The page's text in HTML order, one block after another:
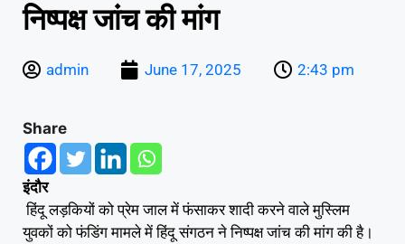
निष्पक्ष जांच की मांग
admin June 17, 2025 2:43 pm
Share
इंदौर
हिंदू लड़कियों को प्रेम जाल में फंसाकर शादी करने वाले मुस्लिम
युवकों को फंडिंग मामले में हिंदू संगठन ने निष्पक्ष जांच की मांग की है।